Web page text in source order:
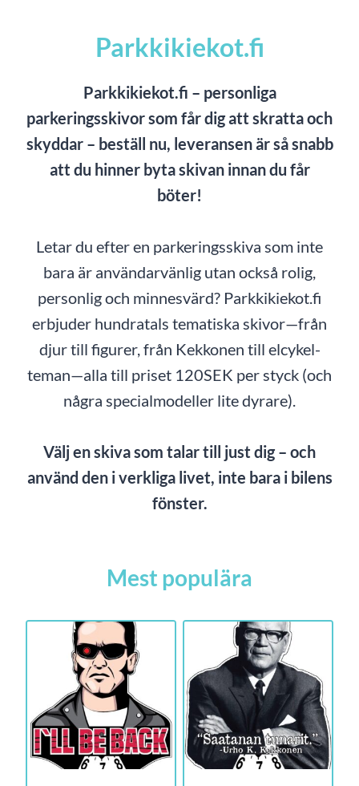
Parkkikiekot.fi
Parkkikiekot.fi – personliga
parkeringsskivor som får dig att skratta och
skyddar – beställ nu, leveransen är så snabb
att du hinner byta skivan innan du får
böter!
Letar du efter en parkeringsskiva som inte
bara är användarvänlig utan också rolig,
personlig och minnesvärd? Parkkikiekot.fi
erbjuder hundratals tematiska skivor—från
djur till figurer, från Kekkonen till elcykel-
teman—alla till priset 120SEK per styck (och
några specialmodeller lite dyrare).
Välj en skiva som talar till just dig – och
använd den i verkliga livet, inte bara i bilens
fönster.
Mest populära